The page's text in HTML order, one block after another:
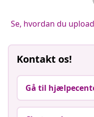
Se, hvordan du
Kontakt os!
Gå til